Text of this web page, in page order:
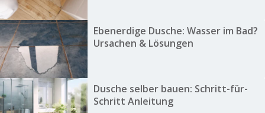
Ebenerdige Dusche: Wasser im Bad?
Ursachen & Lösungen
Dusche selber bauen: Schritt-für-
Schritt Anleitung